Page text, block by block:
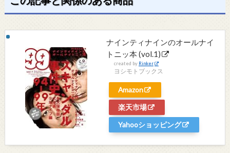
ナインティナインのオールナイ
トニッ本 (vol.1)
created by Rinker
ヨシモトブックス
Amazon
楽天市場
Yahooショッピング